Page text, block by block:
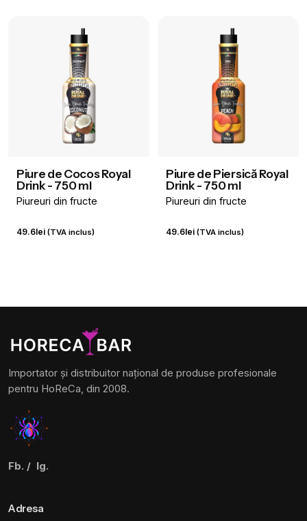
Piure de Cocos Royal
Drink - 750 ml
Piureuri din fructe
49.6lei (TVA inclus)
Piure de Piersică Royal
Drink - 750 ml
Piureuri din fructe
49.6lei (TVA inclus)
Importator și distribuitor național de produse profesionale
pentru HoReCa, din 2008.
Fb. / Ig.
Adresa